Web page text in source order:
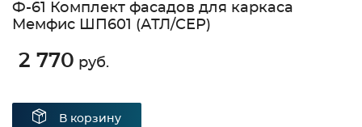
Ф-61 Комплект фасадов для каркаса
Мемфис ШП601 (АТЛ/СЕР)
2 770 руб.
В корзину